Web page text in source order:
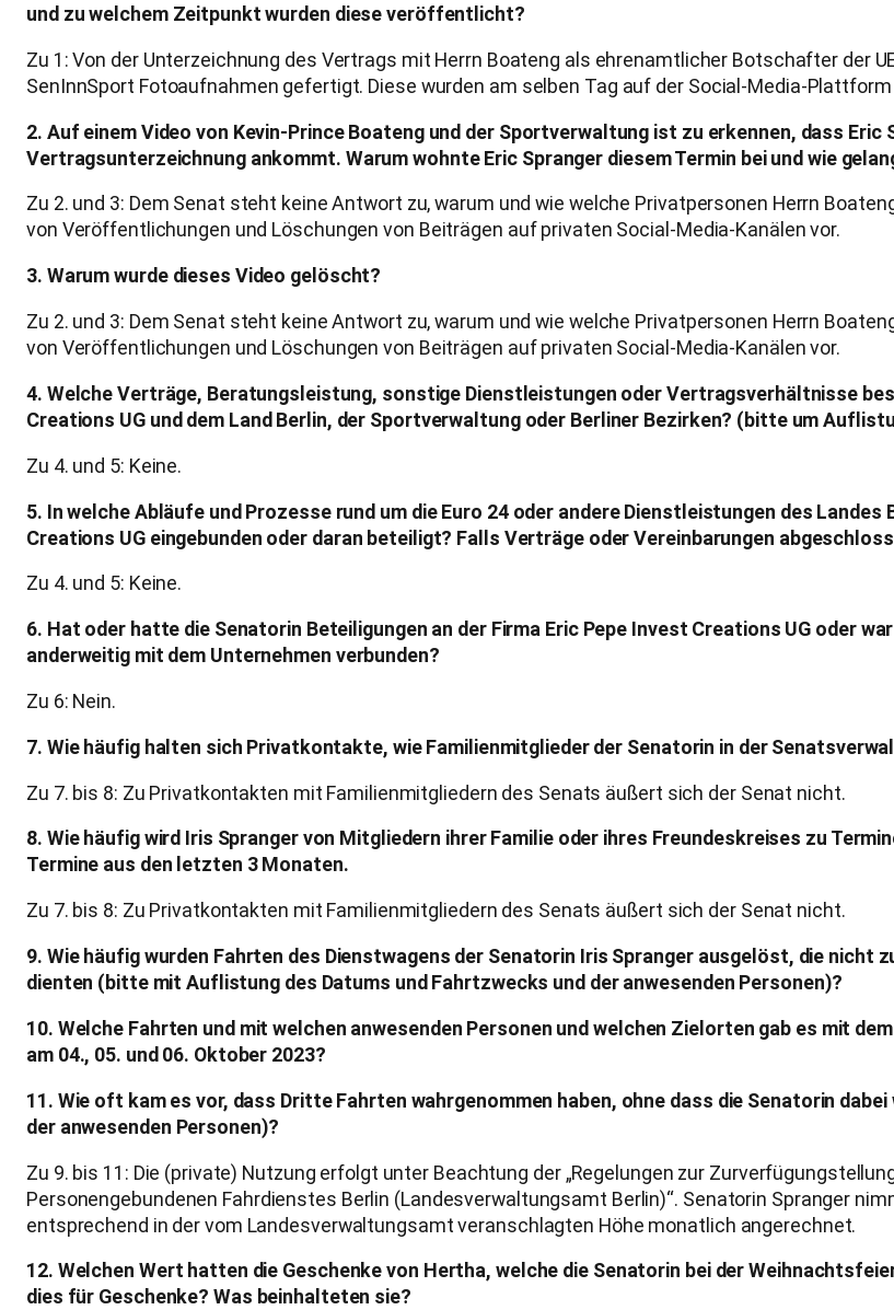
und zu welchem Zeitpunkt wurden diese veröffentlicht?
Zu 1: Von der Unterzeichnung des Vertrags mit Herrn Boateng als ehrenamtlicher Botschafter der
SenInnSport Fotoaufnahmen gefertigt. Diese wurden am selben Tag auf der Social-Media-
2. Auf einem Video von Kevin-Prince Boateng und der Sportverwaltung ist zu erkennen, dass
Vertragsunterzeichnung ankommt. Warum wohnte Eric Spranger diesem Termin bei und wie
Zu 2. und 3: Dem Senat steht keine Antwort zu, warum und wie welche Privatpersonen Herrn
von Veröffentlichungen und Löschungen von Beiträgen auf privaten Social-Media-Kanälen vor.
3. Warum wurde dieses Video gelöscht?
Zu 2. und 3: Dem Senat steht keine Antwort zu, warum und wie welche Privatpersonen Herrn
von Veröffentlichungen und Löschungen von Beiträgen auf privaten Social-Media-Kanälen vor.
4. Welche Verträge, Beratungsleistung, sonstige Dienstleistungen oder Vertragsverhältnisse
Creations UG und dem Land Berlin, der Sportverwaltung oder Berliner Bezirken? (bitte um
Zu 4. und 5: Keine.
5. In welche Abläufe und Prozesse rund um die Euro 24 oder andere Dienstleistungen des
Creations UG eingebunden oder daran beteiligt? Falls Verträge oder Vereinbarungen
Zu 4. und 5: Keine.
6. Hat oder hatte die Senatorin Beteiligungen an der Firma Eric Pepe Invest Creations UG oder
anderweitig mit dem Unternehmen verbunden?
Zu 6: Nein.
7. Wie häufig halten sich Privatkontakte, wie Familienmitglieder der Senatorin in der
Zu 7. bis 8: Zu Privatkontakten mit Familienmitgliedern des Senats äußert sich der Senat nicht.
8. Wie häufig wird Iris Spranger von Mitgliedern ihrer Familie oder ihres Freundeskreises zu
Termine aus den letzten 3 Monaten.
Zu 7. bis 8: Zu Privatkontakten mit Familienmitgliedern des Senats äußert sich der Senat nicht.
9. Wie häufig wurden Fahrten des Dienstwagens der Senatorin Iris Spranger ausgelöst, die nicht
dienten (bitte mit Auflistung des Datums und Fahrtzwecks und der anwesenden Personen)?
10. Welche Fahrten und mit welchen anwesenden Personen und welchen Zielorten gab es mit
am 04., 05. und 06. Oktober 2023?
11. Wie oft kam es vor, dass Dritte Fahrten wahrgenommen haben, ohne dass die Senatorin
der anwesenden Personen)?
Zu 9. bis 11: Die (private) Nutzung erfolgt unter Beachtung der „Regelungen zur
Personengebundenen Fahrdienstes Berlin (Landesverwaltungsamt Berlin)“. Senatorin Spranger
entsprechend in der vom Landesverwaltungsamt veranschlagten Höhe monatlich angerechnet.
12. Welchen Wert hatten die Geschenke von Hertha, welche die Senatorin bei der
dies für Geschenke? Was beinhalteten sie?